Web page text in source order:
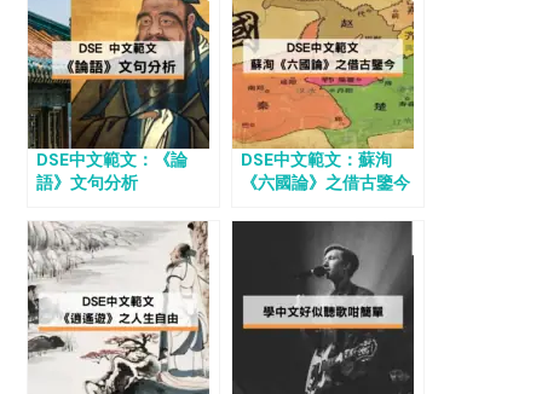
DSE中文範文：《論
語》文句分析
DSE中文範文：蘇洵
《六國論》之借古鑒今